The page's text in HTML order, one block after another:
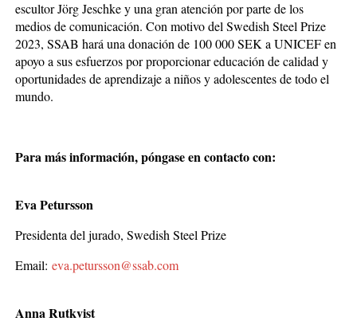
escultor Jörg Jeschke y una gran atención por parte de los
medios de comunicación. Con motivo del Swedish Steel Prize
2023, SSAB hará una donación de 100 000 SEK a UNICEF en
apoyo a sus esfuerzos por proporcionar educación de calidad y
oportunidades de aprendizaje a niños y adolescentes de todo el
mundo.
Para más información, póngase en contacto con:
Eva Petursson
Presidenta del jurado, Swedish Steel Prize
Email:eva.petursson@ssab.com
Anna Rutkvist